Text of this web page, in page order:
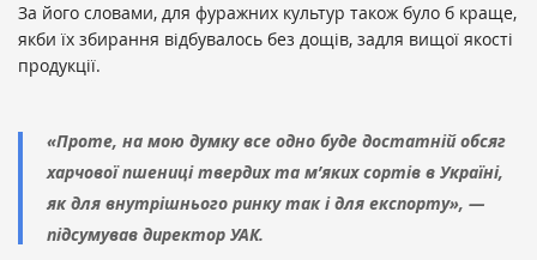
За його словами, для фуражних культур також було б краще,
якби їх збирання відбувалось без дощів, задля вищої якості
продукції.
«Проте, на мою думку все одно буде достатній обсяг
харчової пшениці твердих та м’яких сортів в Україні,
як для внутрішнього ринку так і для експорту», —
підсумував директор УАК.